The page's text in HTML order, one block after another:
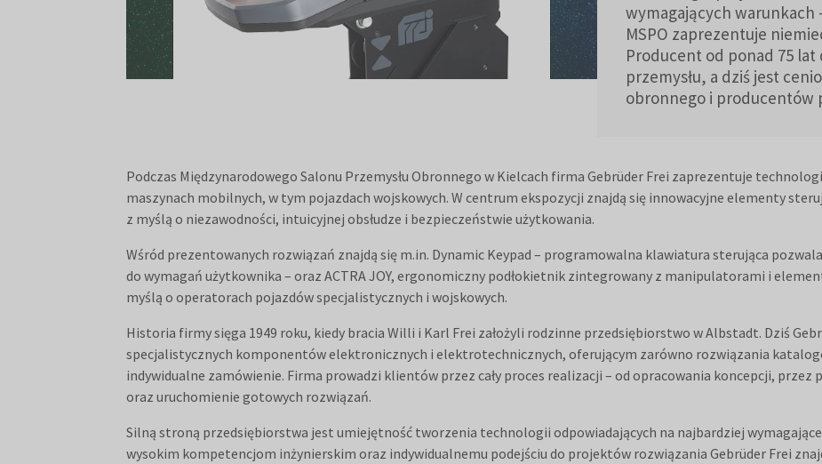
wymagających
MSPO zaprezentuje
Producent od ponad 75
przemysłu, a dziś jest
obronnego i producentów
Podczas Międzynarodowego Salonu Przemysłu Obronnego w Kielcach firma Gebrüder Frei zaprezentuje
maszynach mobilnych, w tym pojazdach wojskowych. W centrum ekspozycji znajdą się innowacyjne elementy
z myślą o niezawodności, intuicyjnej obsłudze i bezpieczeństwie użytkowania.
Wśród prezentowanych rozwiązań znajdą się m.in. Dynamic Keypad – programowalna klawiatura sterująca
do wymagań użytkownika – oraz ACTRA JOY, ergonomiczny podłokietnik zintegrowany z manipulatorami i
myślą o operatorach pojazdów specjalistycznych i wojskowych.
Historia firmy sięga 1949 roku, kiedy bracia Willi i Karl Frei założyli rodzinne przedsiębiorstwo w Albstadt. Dziś
specjalistycznych komponentów elektronicznych i elektrotechnicznych, oferującym zarówno rozwiązania
indywidualne zamówienie. Firma prowadzi klientów przez cały proces realizacji – od opracowania koncepcji,
oraz uruchomienie gotowych rozwiązań.
Silną stroną przedsiębiorstwa jest umiejętność tworzenia technologii odpowiadających na najbardziej
wysokim kompetencjom inżynierskim oraz indywidualnemu podejściu do projektów rozwiązania Gebrüder Frei